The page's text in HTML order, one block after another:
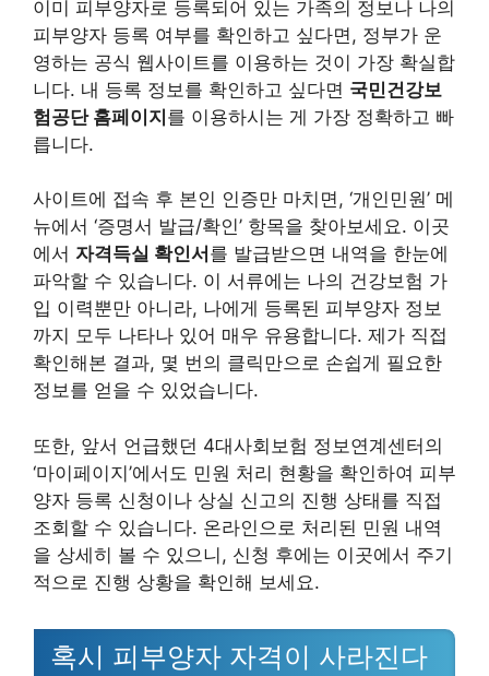
이미 피부양자로 등록되어 있는 가족의 정보나 나의
피부양자 등록 여부를 확인하고 싶다면, 정부가 운
영하는 공식 웹사이트를 이용하는 것이 가장 확실합
니다. 내 등록 정보를 확인하고 싶다면 국민건강보
험공단 홈페이지를 이용하시는 게 가장 정확하고 빠
릅니다.
사이트에 접속 후 본인 인증만 마치면, ‘개인민원’ 메
뉴에서 ‘증명서 발급/확인’ 항목을 찾아보세요. 이곳
에서 자격득실 확인서 를 발급받으면 내역을 한눈에
파악할 수 있습니다. 이 서류에는 나의 건강보험 가
입 이력뿐만 아니라, 나에게 등록된 피부양자 정보
까지 모두 나타나 있어 매우 유용합니다. 제가 직접
확인해본 결과, 몇 번의 클릭만으로 손쉽게 필요한
정보를 얻을 수 있었습니다.
또한, 앞서 언급했던 4대사회보험 정보연계센터의
‘마이페이지’에서도 민원 처리 현황을 확인하여 피부
양자 등록 신청이나 상실 신고의 진행 상태를 직접
조회할 수 있습니다. 온라인으로 처리된 민원 내역
을 상세히 볼 수 있으니, 신청 후에는 이곳에서 주기
적으로 진행 상황을 확인해 보세요.
혹시 피부양자 자격이 사라진다